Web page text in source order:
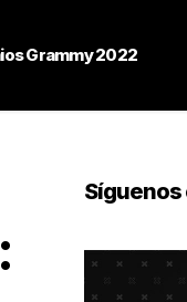
Grammy 2022
Síguenos